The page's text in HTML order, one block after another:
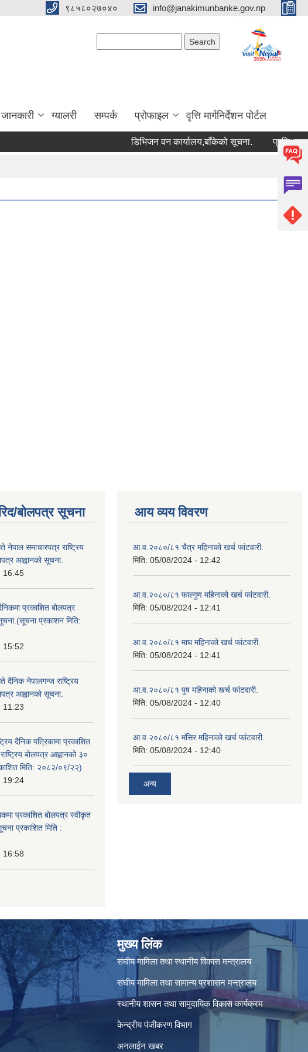
९८५८०२७०४० info@janakimunbanke.gov.np
ग्यालरी सम्पर्क प्रोफाइल वृत्ति मार्गनिर्देशन पोर्टल
डिभिजन वन कार्यालय,बाँकेको सूचना. प्रशिक्षकको
बोलपत्र सूचना
समाचारपत्र राष्ट्रिय
आह्वानको सूचना.
16:45
प्रकाशित बोलपत्र
प्रकाशन मिति:
15:52
नेपालगन्ज राष्ट्रिय
आह्वानको सूचना.
11:23
दैनिक पत्रिकामा प्रकाशित
बोलपत्र आह्वानको ३०
मिति: २०८२/०९/२२)
19:24
प्रकाशित बोलपत्र स्वीकृत
प्रकाशित मिति :
16:58
आय व्यय विवरण
आ.व.२०८०/८१ चैत्र महिनाको खर्च फांटवारी.
मिति: 05/08/2024 - 12:42
आ.व.२०८०/८१ फाल्गुण महिनाको खर्च फांटवारी.
मिति: 05/08/2024 - 12:41
आ.व.२०८०/८१ माघ महिनाको खर्च फांटवारी.
मिति: 05/08/2024 - 12:41
आ.व.२०८०/८१ पुष महिनाको खर्च फांटवारी.
मिति: 05/08/2024 - 12:40
आ.व.२०८०/८१ मंसिर महिनाको खर्च फांटवारी.
मिति: 05/08/2024 - 12:40
अन्य
मुख्य लिंक
संघीय मामिला तथा स्थानीय विकास मन्त्रालय
संघीय मामिला तथा सामान्य प्रशासन मन्त्रालय
स्थानीय शासन तथा सामुदायिक विकास कार्यक्रम
केन्द्रीय पंजीकरण विभाग
अनलाईन खबर